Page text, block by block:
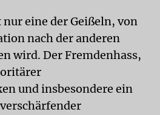
eine der Geißeln, von
nach der anderen
wird. Der Fremdenhass,
und insbesondere ein